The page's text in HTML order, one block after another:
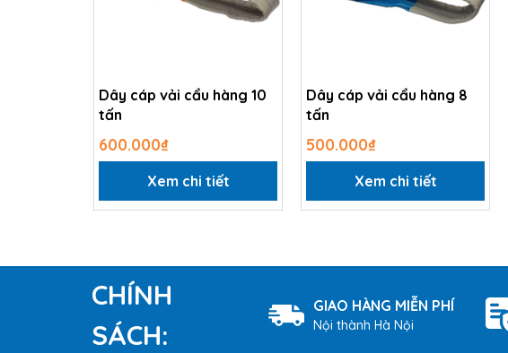
Dây cáp vải cẩu hàng 10
tấn
600.000₫
Xem chi tiết
Dây cáp vải cẩu hàng 8
tấn
500.000₫
Xem chi tiết
CHÍNH
SÁCH:
GIAO HÀNG MIỄN PHÍ
Nội thành Hà Nội